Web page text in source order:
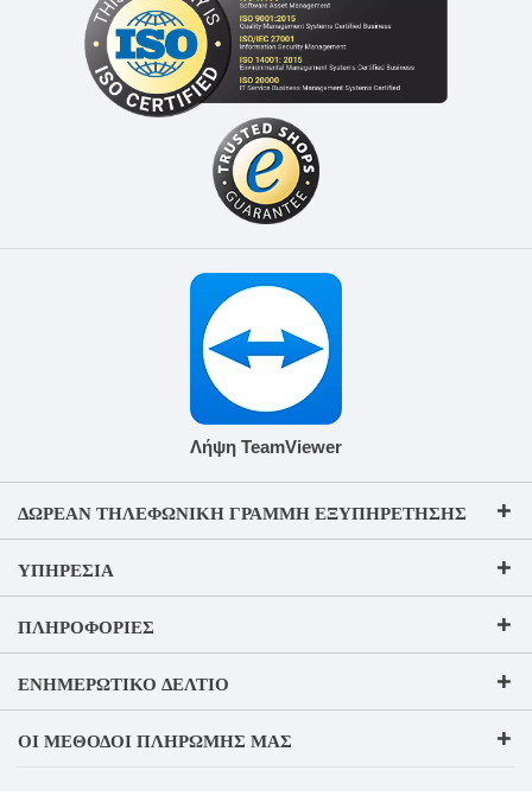
Λήψη TeamViewer
ΔΩΡΕΆΝ ΤΗΛΕΦΩΝΙΚΉ ΓΡΑΜΜΉ ΕΞΥΠΗΡΈΤΗΣΗΣ
ΥΠΗΡΕΣΊΑ
ΠΛΗΡΟΦΟΡΊΕΣ
ΕΝΗΜΕΡΩΤΙΚΌ ΔΕΛΤΊΟ
ΟΙ ΜΈΘΟΔΟΙ ΠΛΗΡΩΜΉΣ ΜΑΣ